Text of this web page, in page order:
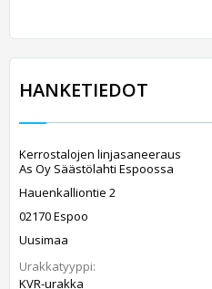
HANKETIEDOT
Kerrostalojen linjasaneeraus
As Oy Säästölahti Espoossa
Hauenkalliontie 2
02170 Espoo
Uusimaa
Urakkatyyppi:
KVR-urakka